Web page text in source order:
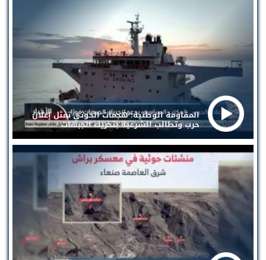
المقاومة الوطنية: هجمات الحوثي تمثل إعلان
حرب وتطالب الشرعية بتحريك الجبهات